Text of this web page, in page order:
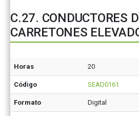
C.27. CONDUCTORES
CARRETONES
Horas 20
Código SEAD0161
Formato Digital